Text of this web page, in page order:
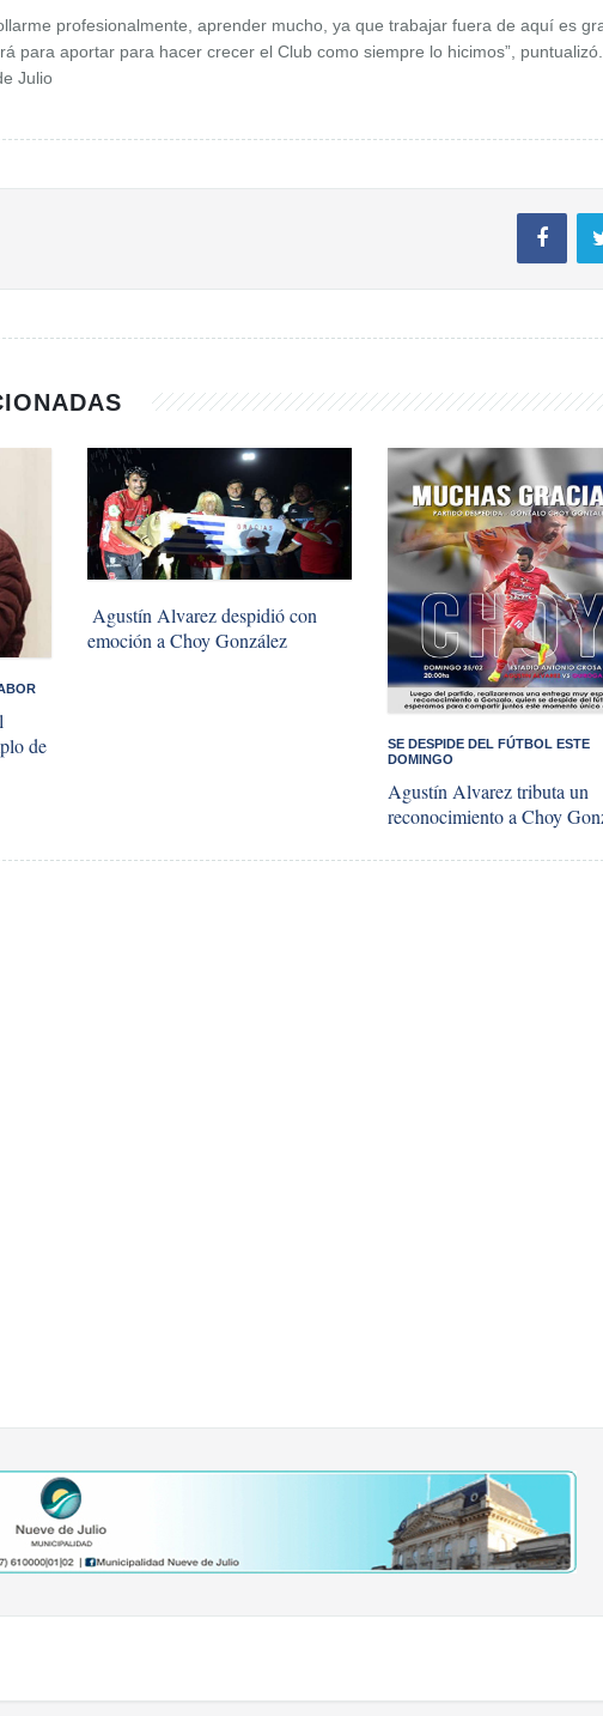
profesionalmente, aprender mucho, ya que trabajar fuera de aquí es
para aportar para hacer crecer el Club como siempre lo hicimos”, puntualizó.
Julio
de
​ Agustín Alvarez despidió con
emoción a Choy González
SE DESPIDE DEL FÚTBOL ESTE
DOMINGO
Agustín Alvarez tributa un
reconocimiento a Choy